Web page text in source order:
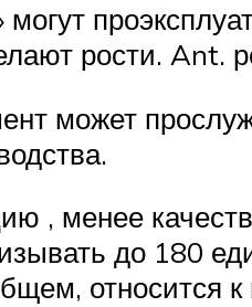
рости. Ant.
может
, менее
до 180
относится